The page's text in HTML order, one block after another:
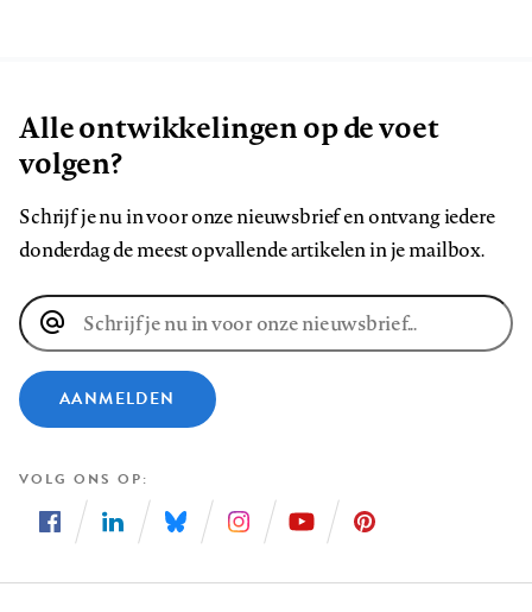
Alle ontwikkelingen op de voet
volgen?
Schrijf je nu in voor onze nieuwsbrief en ontvang iedere
donderdag de meest opvallende artikelen in je mailbox.
E-
mailadres
AANMELDEN
VOLG ONS OP
ons
ons
ons
ons
ons
ons